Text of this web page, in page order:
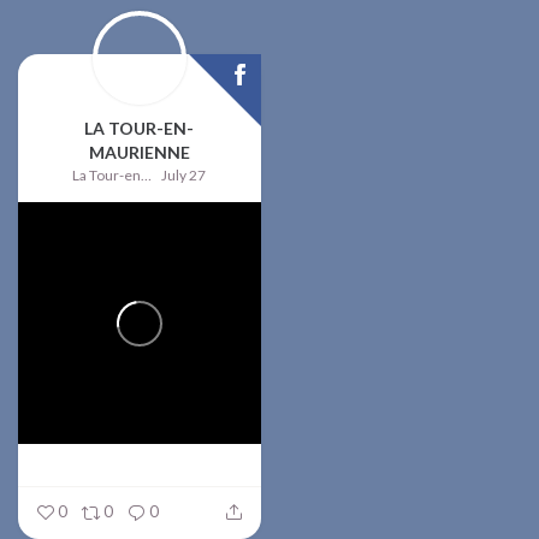
LA TOUR-EN-
MAURIENNE
La Tour-en-Maurienne July 27
0 0 0